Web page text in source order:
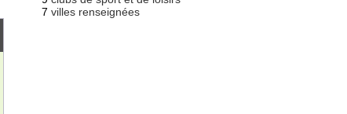
7 villes renseignées